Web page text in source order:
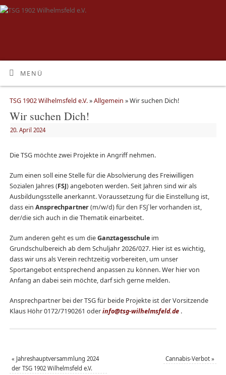
MENÜ
TSG 1902 Wilhelmsfeld e.V.»Allgemein » Wir suchen Dich!
Wir suchen Dich!
20. April 2024
Die TSG möchte zwei Projekte in Angriff nehmen.
Zum einen soll eine Stelle für die Absolvierung des Freiwilligen
Sozialen Jahres (FSJ) angeboten werden. Seit Jahren sind wir als
Ausbildungsstelle anerkannt. Voraussetzung für die Einstellung ist,
dass ein Ansprechpartner(m/w/d) für den FSJ`ler vorhanden ist,
der/die sich auch in die Thematik einarbeitet.
Zum anderen geht es um dieGanztagesschuleim
Grundschulbereich ab dem Schuljahr 2026/027. Hier ist es wichtig,
dass wir uns als Verein rechtzeitig vorbereiten, um unser
Sportangebot entsprechend anpassen zu können. Wer hier von
Anfang an dabei sein möchte, darf sich gerne melden.
Ansprechpartner bei der TSG für beide Projekte ist der Vorsitzende
Klaus Höhr 0172/7190261 oderinfo@tsg-wilhelmsfeld.de.
« Jahreshauptversammlung 2024
der TSG 1902 Wilhelmsfeld e.V.
Cannabis-Verbot»